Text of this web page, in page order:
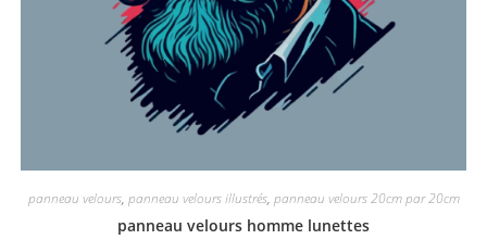
panneau velours, panneau velours illustrés, panneau velours 20cm par 20cm
panneau velours homme lunettes